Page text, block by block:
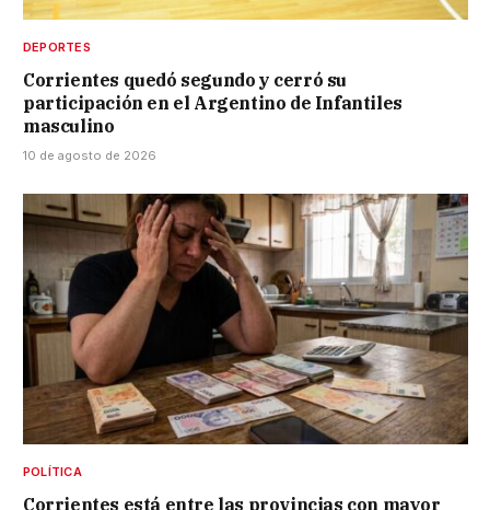
DEPORTES
Corrientes quedó segundo y cerró su
participación en el Argentino de Infantiles
masculino
10 de agosto de 2026
POLÍTICA
Corrientes está entre las provincias con mayor